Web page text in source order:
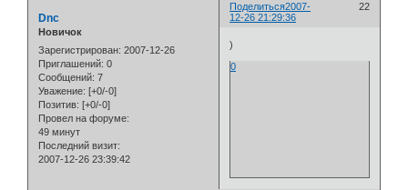
Поделиться 22
2007-
12-26 21:29:36
Dnc
Новичок
Зарегистрирован: 2007-12-26
Приглашений: 0
Сообщений: 7
Уважение: [+0/-0]
Позитив: [+0/-0]
Провел на форуме:
49 минут
Последний визит:
2007-12-26 23:39:42
)
0